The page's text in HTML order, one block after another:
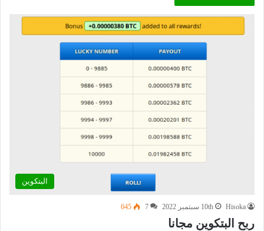
البتكوين
Hisoka 10th سبتمبر 2022 7
645
ربح البتكوين مجانا